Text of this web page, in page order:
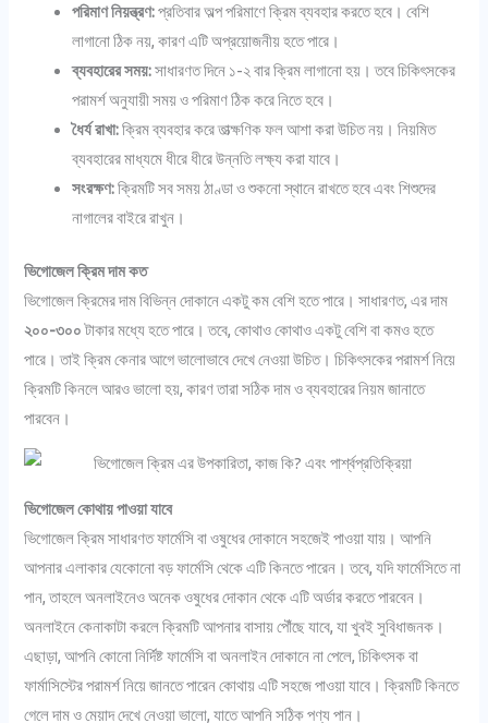
পরিমাণ নিয়ন্ত্রণ:প্রতিবার অল্প পরিমাণে ক্রিম ব্যবহার করতে হবে। বেশি
লাগানো ঠিক নয়, কারণ এটি অপ্রয়োজনীয় হতে পারে।
ব্যবহারের সময়:সাধারণত দিনে ১-২ বার ক্রিম লাগানো হয়। তবে চিকিৎসকের
পরামর্শ অনুযায়ী সময় ও পরিমাণ ঠিক করে নিতে হবে।
ধৈর্য রাখা:ক্রিম ব্যবহার করে তাত্ক্ষণিক ফল আশা করা উচিত নয়। নিয়মিত
ব্যবহারের মাধ্যমে ধীরে ধীরে উন্নতি লক্ষ্য করা যাবে।
সংরক্ষণ:ক্রিমটি সব সময় ঠাণ্ডা ও শুকনো স্থানে রাখতে হবে এবং শিশুদের
নাগালের বাইরে রাখুন।
ভিগোজেল ক্রিম দাম কত
ভিগোজেল ক্রিমের দাম বিভিন্ন দোকানে একটু কম বেশি হতে পারে। সাধারণত, এর দাম
২০০-৩০০টাকার মধ্যে হতে পারে। তবে, কোথাও কোথাও একটু বেশি বা কমও হতে
পারে। তাই ক্রিম কেনার আগে ভালোভাবে দেখে নেওয়া উচিত। চিকিৎসকের পরামর্শ নিয়ে
ক্রিমটি কিনলে আরও ভালো হয়, কারণ তারা সঠিক দাম ও ব্যবহারের নিয়ম জানাতে
পারবেন।
ভিগোজেল কোথায় পাওয়া যাবে
ভিগোজেল ক্রিম সাধারণত ফার্মেসি বা ওষুধের দোকানে সহজেই পাওয়া যায়। আপনি
আপনার এলাকার যেকোনো বড় ফার্মেসি থেকে এটি কিনতে পারেন। তবে, যদি ফার্মেসিতে না
পান, তাহলে অনলাইনেও অনেক ওষুধের দোকান থেকে এটি অর্ডার করতে পারবেন।
অনলাইনে কেনাকাটা করলে ক্রিমটি আপনার বাসায় পৌঁছে যাবে, যা খুবই সুবিধাজনক।
এছাড়া, আপনি কোনো নির্দিষ্ট ফার্মেসি বা অনলাইন দোকানে না পেলে, চিকিৎসক বা
ফার্মাসিস্টের পরামর্শ নিয়ে জানতে পারেন কোথায় এটি সহজে পাওয়া যাবে। ক্রিমটি কিনতে
গেলে দাম ও মেয়াদ দেখে নেওয়া ভালো, যাতে আপনি সঠিক পণ্য পান।